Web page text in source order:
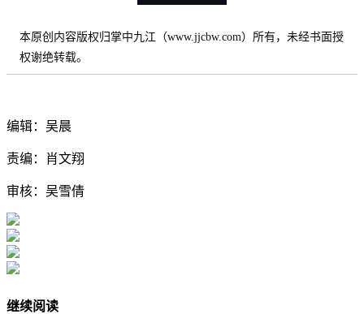
本原创内容版权归掌中九江（www.jjcbw.com）所有，未经书面授
权谢绝转载。
编辑：吴晨
责编：肖文翔
审核：吴雪倩
继续阅读